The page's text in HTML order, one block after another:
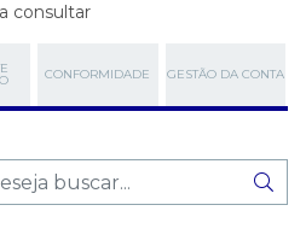
consultar
CONFORMIDADE GESTÃO DA CONTA